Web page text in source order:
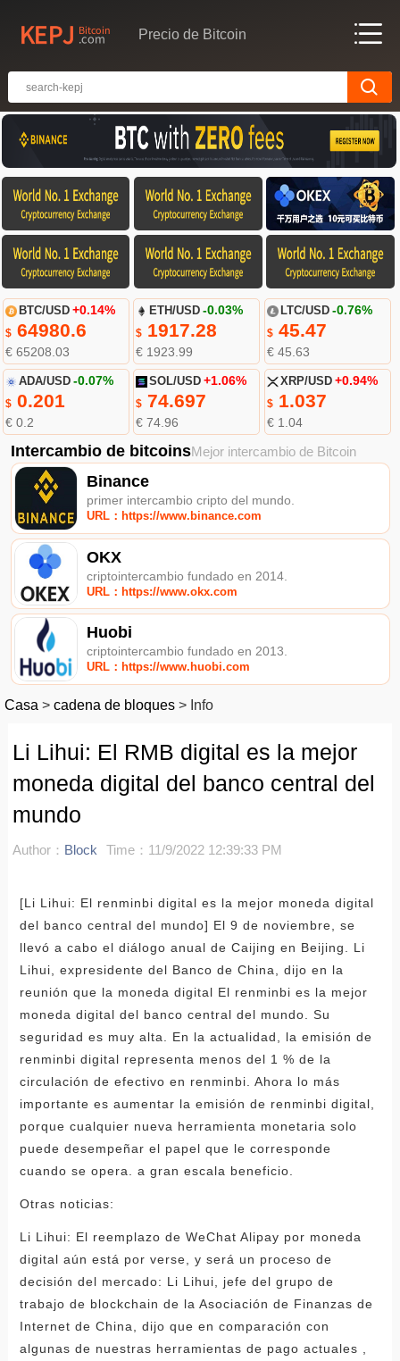
Precio de Bitcoin
BTC/USD +0.14%
$64980.6
€ 65208.03
ETH/USD -0.03%
$ 1917.28
€ 1923.99
LTC/USD -0.76%
$45.47
€ 45.63
ADA/USD -0.07%
$0.201
€ 0.2
SOL/USD +1.06%
$ 74.697
€ 74.96
XRP/USD +0.94%
$1.037
€ 1.04
Intercambio de bitcoinsMejor intercambio de Bitcoin
Binance
primer intercambio cripto del mundo.
URL：https://www.binance.com
OKX
criptointercambio fundado en 2014.
URL：https://www.okx.com
Huobi
criptointercambio fundado en 2013.
URL：https://www.huobi.com
Casa > cadena de bloques > Info
Li Lihui: El RMB digital es la mejor
moneda digital del banco central del
mundo
Author： Block Time：11/9/2022 12:39:33 PM
[Li Lihui: El renminbi digital es la mejor moneda digital
del banco central del mundo] El 9 de noviembre, se
llevó a cabo el diálogo anual de Caijing en Beijing. Li
Lihui, expresidente del Banco de China, dijo en la
reunión que la moneda digital El renminbi es la mejor
moneda digital del banco central del mundo. Su
seguridad es muy alta. En la actualidad, la emisión de
renminbi digital representa menos del 1 % de la
circulación de efectivo en renminbi. Ahora lo más
importante es aumentar la emisión de renminbi digital,
porque cualquier nueva herramienta monetaria solo
puede desempeñar el papel que le corresponde
cuando se opera. a gran escala beneficio.
Otras noticias:
Li Lihui: El reemplazo de WeChat Alipay por moneda
digital aún está por verse, y será un proceso de
decisión del mercado: Li Lihui, jefe del grupo de
trabajo de blockchain de la Asociación de Finanzas de
Internet de China, dijo que en comparación con
algunas de nuestras herramientas de pago actuales ,